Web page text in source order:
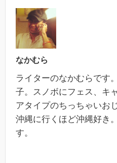
なかむら
ライターのなかむらです
子。スノボにフェス、キ
アタイプのちっちゃいお
沖縄に行くほど沖縄好き
す。